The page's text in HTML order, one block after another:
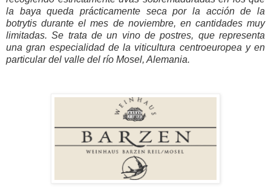
la baya queda prácticamente seca por la acción de la
botrytis durante el mes de noviembre, en cantidades muy
limitadas. Se trata de un vino de postres, que representa
una gran especialidad de la viticultura centroeuropea y en
particular del valle del río Mosel, Alemania.